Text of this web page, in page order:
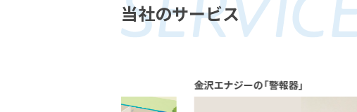
当社のサービス
金沢エナジーの「警報器」